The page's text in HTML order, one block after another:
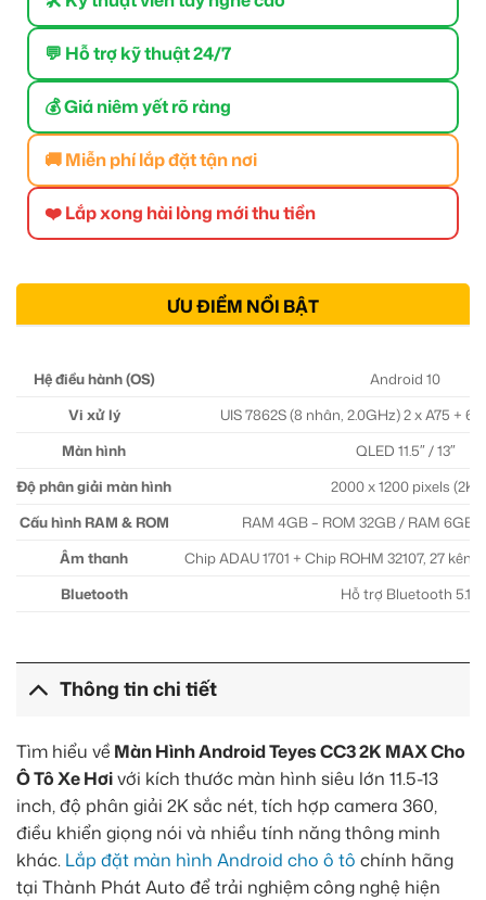
💬 Hỗ trợ kỹ thuật 24/7
💰 Giá niêm yết rõ ràng
🚚 Miễn phí lắp đặt tận nơi
❤️ Lắp xong hài lòng mới thu tiền
ƯU ĐIỂM NỔI BẬT
Hệ điều hành (OS)
Android 10
Vi xử lý
UIS 7862S (8 nhân, 2.0GHz) 2 x A75 + 6
Màn hình
QLED 11.5″ / 13″
Độ phân giải màn hình
2000 x 1200 pixels (2K)
Cấu hình RAM & ROM
RAM 4GB – ROM 32GB / RAM 6GB
Âm thanh
Chip ADAU 1701 + Chip ROHM 32107, 27
Bluetooth
Hỗ trợ Bluetooth 5.1
Thông tin chi tiết
Tìm hiểu về Màn Hình Android Teyes CC3 2K MAX Cho
Ô Tô Xe Hơivới kích thước màn hình siêu lớn 11.5-13
inch, độ phân giải 2K sắc nét, tích hợp camera 360,
điều khiển giọng nói và nhiều tính năng thông minh
khác. Lắp đặt màn hình Android cho ô tô chính hãng
tại Thành Phát Auto để trải nghiệm công nghệ hiện